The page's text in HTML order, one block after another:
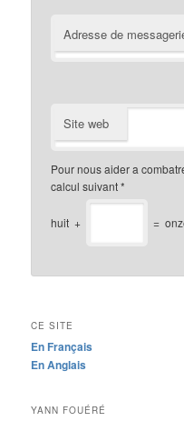
Adresse de
Site web
Pour nous aider a
calcul suivant*
huit + =
CE SITE
En Français
En Anglais
YANN FOUÉRÉ